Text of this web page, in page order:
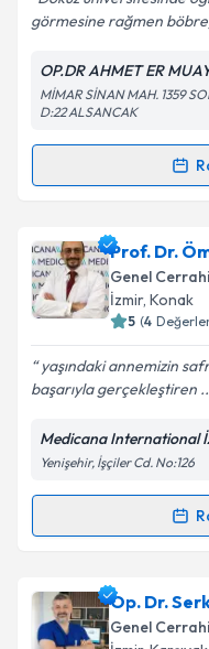
Kişisel
Metni'ni
kapsamda
görmesine rağmen
OP.DR AHMET ER
MİMAR SİNAN MAH. 1359
D:22 ALSANCAK
Randevu
Op. Dr. Ahmet Er
oluşturun. Size bu
takvim
Kişisel
Metni'ni
kapsamda
Prof. Dr.
Genel Cerrahi
İzmir, Konak
5 (4
yaşındaki annemizin
başarıyla gerçekleştiren
Medicana International
Yenişehir, İşçiler Cd. No:126
Randevu
Prof. Dr. Ömer
talebi oluşturun.
için bir takvim
Op. Dr.
Genel Cerrahi